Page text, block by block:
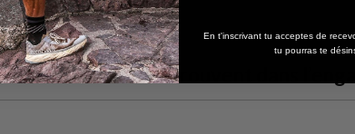
Nos valeurs se retrouvent dans
En t'inscrivant tu acceptes de
tu pourras te